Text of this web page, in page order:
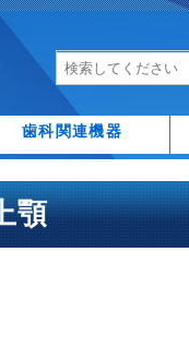
歯科関連機器
顎